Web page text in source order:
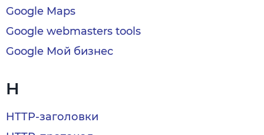
Google Maps
Google webmasters tools
Google Мой бизнес
H
HTTP-заголовки